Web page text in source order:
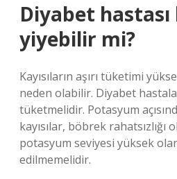
Diyabet hastası
yiyebilir mi?
Kayısıların aşırı tüketimi
neden olabilir. Diyabet
tüketmelidir. Potasyum
kayısılar, böbrek
potasyum seviyesi yüksek
edilmemelidir.